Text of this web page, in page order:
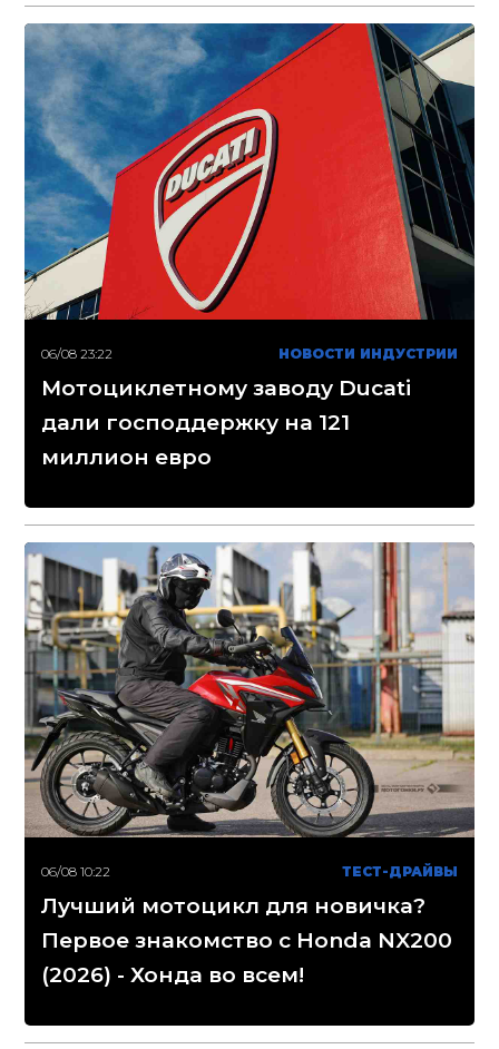
06/08 23:22 НОВОСТИ ИНДУСТРИИ
Мотоциклетному заводу Ducati
дали господдержку на 121
миллион евро
06/08 10:22 ТЕСТ-ДРАЙВЫ
Лучший мотоцикл для новичка?
Первое знакомство с Honda NX200
(2026) - Хонда во всем!